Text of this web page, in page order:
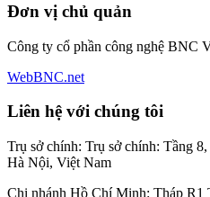
Đơn vị chủ quản
Công ty cổ phần công nghệ BNC
WebBNC.net
Liên hệ với chúng tôi
Trụ sở chính: Trụ sở chính: Tầng
Hà Nội, Việt Nam
Chi nhánh Hồ Chí Minh: Tháp R1